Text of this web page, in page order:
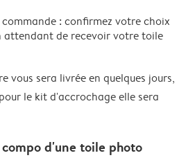
: confirmez votre choix
attendant de recevoir votre toile
vous sera livrée en quelques jours,
le kit d'accrochage elle sera
d'une toile photo